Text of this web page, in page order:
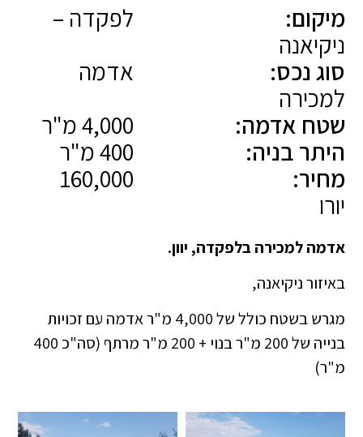
מיקום:
לפקדה –
ניקיאנה
סוג נכס:
אדמה
למכירה
שטח אדמה:
היתר בניה:
מחיר:
יורו
אדמה למכירה בלפקדה, יוון.
באיזור ניקיאנה,
מגרש בשטח כולל של 4,000 מ"ר אדמה עם זכויות
בנייה של 200 מ"ר בנוי + 200 מ"ר מרתף (סה"כ 400
מ"ר)